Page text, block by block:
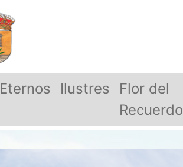
Eternos Ilustres
Flor del
Recuerdo